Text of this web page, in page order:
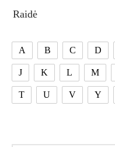
Raidė
A B C D
J K L M
T U V Y